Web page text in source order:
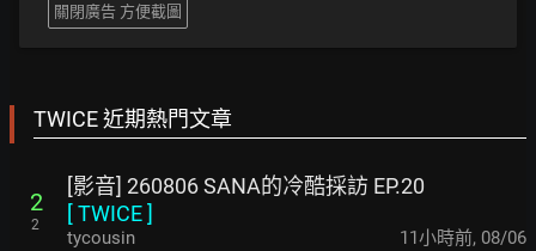
關閉廣告 方便截圖
TWICE 近期熱門文章
2
2
[影音] 260806 SANA的冷酷採訪 EP.20
[TWICE]
tycousin 11小時前, 08/06